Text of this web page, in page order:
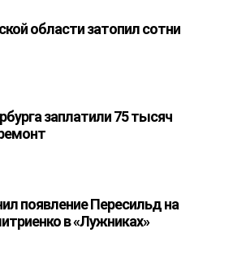
области затопил сотни
заплатили 75 тысяч
появление Пересильд на
в «Лужниках»